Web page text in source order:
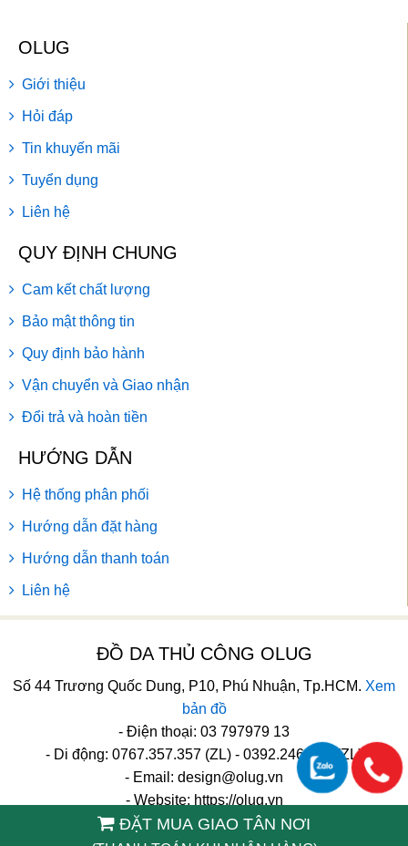
ĐẶT MUA GIAO TÂN NƠI
OLUG
Giới thiệu
Hỏi đáp
Tin khuyến mãi
Tuyển dụng
Liên hệ
QUY ĐỊNH CHUNG
Cam kết chất lượng
Bảo mật thông tin
Quy định bảo hành
Vận chuyển và Giao nhận
Đổi trả và hoàn tiền
HƯỚNG DẪN
Hệ thống phân phối
Hướng dẫn đặt hàng
Hướng dẫn thanh toán
Liên hệ
ĐỒ DA THỦ CÔNG OLUG
Số 44 Trương Quốc Dung, P10, Phú Nhuận, Tp.HCM. Xem
bản đồ
- Điện thoại: 03 797979 13
- Di động: 0767.357.357 (ZL) - 0392.246.246 (ZL)
- Email: design@olug.vn
- Website: https://olug.vn